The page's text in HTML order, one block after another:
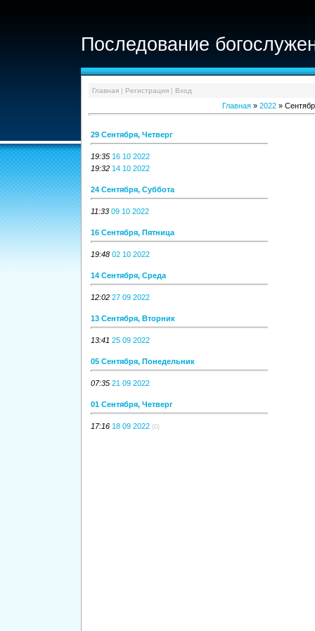
Последование
Главная| Регистрация| Вход
Главная » 2022 »
29 Сентября, Четверг
19:35 16 10 2022
19:32 14 10 2022
24 Сентября, Суббота
11:33 09 10 2022
16 Сентября, Пятница
19:48 02 10 2022
14 Сентября, Среда
12:02 27 09 2022
13 Сентября, Вторник
13:41 25 09 2022
05 Сентября, Понедельник
07:35 21 09 2022
01 Сентября, Четверг
17:16 18 09 2022 (0)